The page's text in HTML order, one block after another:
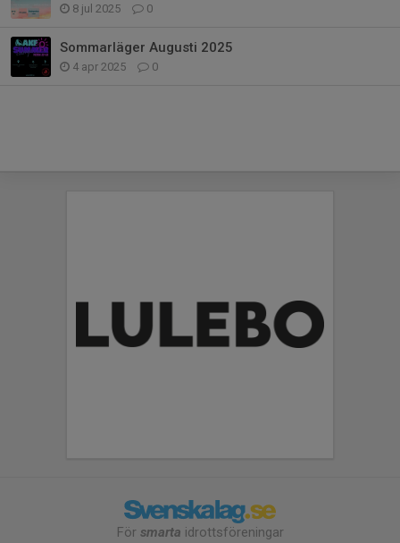
8 jul 2025 0
Sommarläger Augusti 2025
4 apr 2025 0
För smarta idrottsföreningar